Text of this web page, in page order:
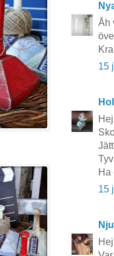
Åh
15
Ha
15